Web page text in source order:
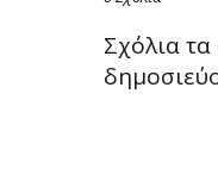
Σχόλια